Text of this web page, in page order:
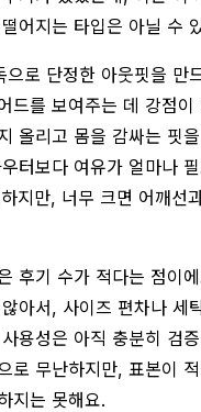
어지는 타입은 아닐 수
로 단정한 아웃핏을 만
드를 보여주는 데 강점
올리고 몸을 감싸는 핏
터보다 여유가 얼마나
지만, 너무 크면 어깨선
후기 수가 적다는 점이
아서, 사이즈 편차나 세
용성은 아직 충분히 검
로 무난하지만, 표본이
지는 못해요.